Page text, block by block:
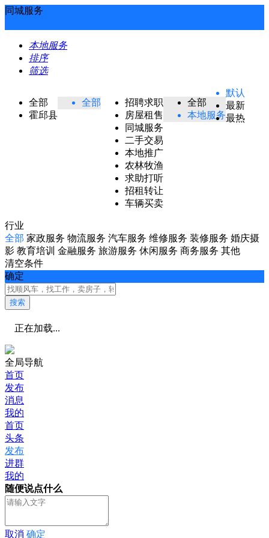
同城服务
本地服务
排序
筛选
全部
霍邱县
全部
招聘求职
房屋租售
同城服务
二手交易
本地推广
农林牧渔
求助打听
招租转让
车辆买卖
全部
本地服务
默认
最新
最热
行业
全部 家政服务 物流服务 汽车服务 维修服务 装修服务 婚庆摄
影 教育培训 金融服务 旅游服务 休闲服务 商务服务 其他
清空条件
确定
搜索
正在加载...
全局导航
首页
发布
消息
我的
首页
头条
发布
进群
我的
随便说点什么
取消 确定